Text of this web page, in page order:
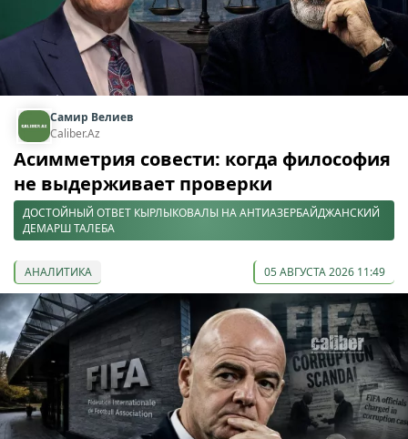
Самир Велиев
Caliber.Az
Асимметрия совести: когда философия
не выдерживает проверки
ДОСТОЙНЫЙ ОТВЕТ КЫРЛЫКОВАЛЫ НА АНТИАЗЕРБАЙДЖАНСКИЙ
ДЕМАРШ ТАЛЕБА
АНАЛИТИКА 05 АВГУСТА 2026 11:49